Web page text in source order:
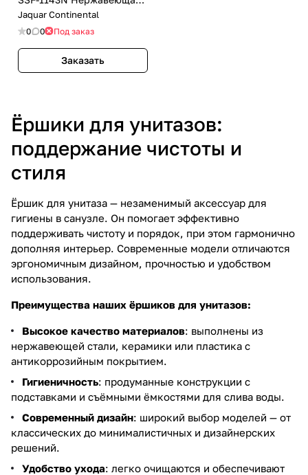
сталь
Jaquar Continental
0 0 Под заказ
Заказать
Ёршики для унитазов:
поддержание чистоты и
стиля
Ёршик для унитаза — незаменимый аксессуар для
гигиены в санузле. Он помогает эффективно
поддерживать чистоту и порядок, при этом гармонично
дополняя интерьер. Современные модели отличаются
эргономичным дизайном, прочностью и удобством
использования.
Преимущества наших ёршиков для унитазов:
Высокое качество материалов: выполнены из
нержавеющей стали, керамики или пластика с
антикоррозийным покрытием.
Гигиеничность: продуманные конструкции с
подставками и съёмными ёмкостями для слива воды.
Современный дизайн: широкий выбор моделей — от
классических до минималистичных и дизайнерских
решений.
Удобство ухода: легко очищаются и обеспечивают